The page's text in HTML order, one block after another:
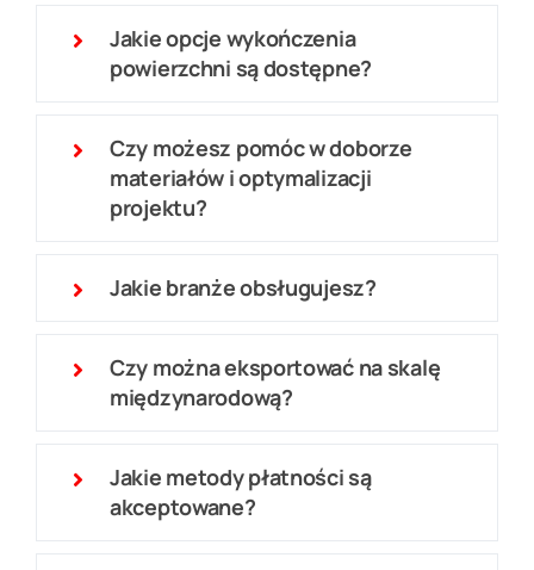
Jakie opcje wykończenia
powierzchni są dostępne?
Czy możesz pomóc w doborze
materiałów i optymalizacji
projektu?
Jakie branże obsługujesz?
Czy można eksportować na skalę
międzynarodową?
Jakie metody płatności są
akceptowane?